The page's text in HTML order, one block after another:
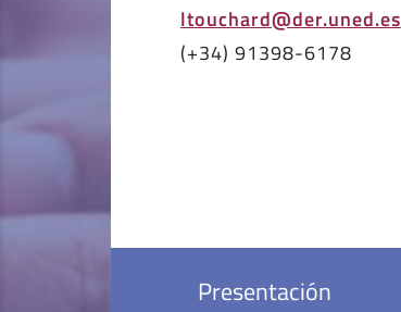
Presentación
ltouchard@der.uned.es
(+34) 91398-6178